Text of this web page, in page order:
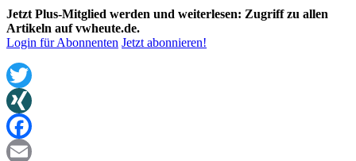
Jetzt Plus-Mitglied werden und weiterlesen: Zugriff zu allen
Artikeln auf vwheute.de.
Login für Abonnenten Jetzt abonnieren!
Twitter
XING
Facebook